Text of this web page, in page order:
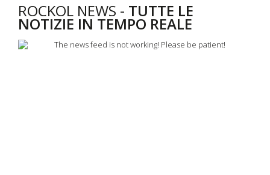
ROCKOL NEWS - TUTTE LE
NOTIZIE IN TEMPO REALE